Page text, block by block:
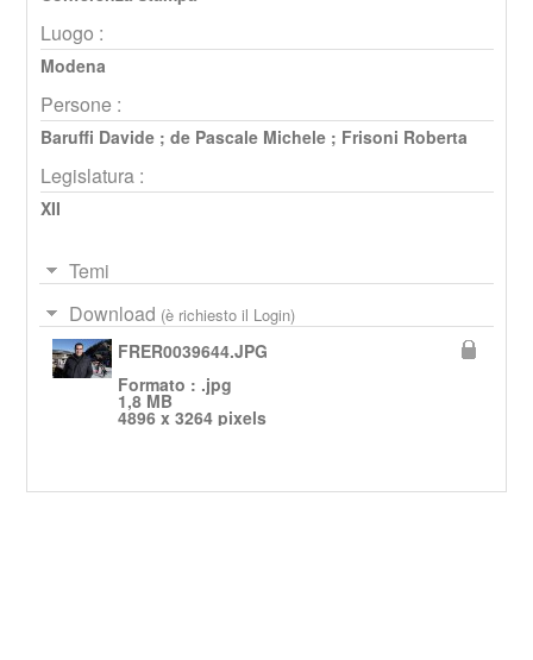
Luogo :
Modena
Persone :
Baruffi Davide; de Pascale Michele; Frisoni Roberta
Legislatura :
XII
Temi
Download (è richiesto il Login)
FRER0039644.JPG
Formato : .jpg
1,8 MB
4896 x 3264 pixels